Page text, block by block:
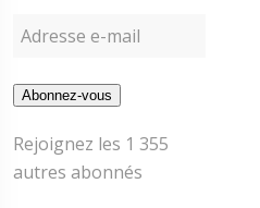
Abonnez-vous
Rejoignez les 1 355
autres abonnés